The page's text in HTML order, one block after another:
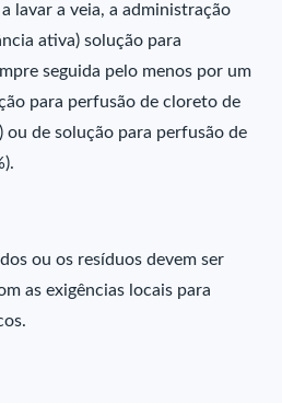
lavar a veia, a administração
ativa) solução para
seguida pelo menos por um
para perfusão de cloreto de
ou de solução para perfusão de
ou os resíduos devem ser
as exigências locais para